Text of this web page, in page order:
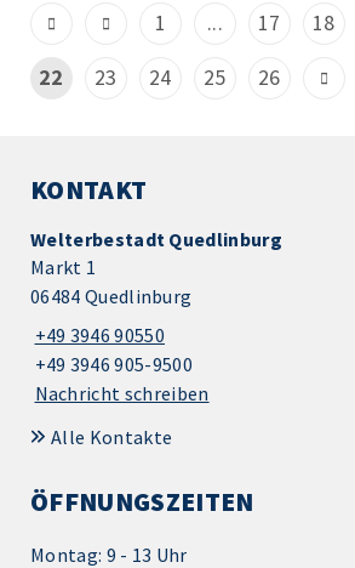
1 ... 17 18
22
23 24 25 26
KONTAKT
Welterbestadt Quedlinburg
Markt 1
06484 Quedlinburg
+49 3946 90550
+49 3946 905-9500
Nachricht schreiben
Alle Kontakte
ÖFFNUNGSZEITEN
Montag: 9 - 13 Uhr